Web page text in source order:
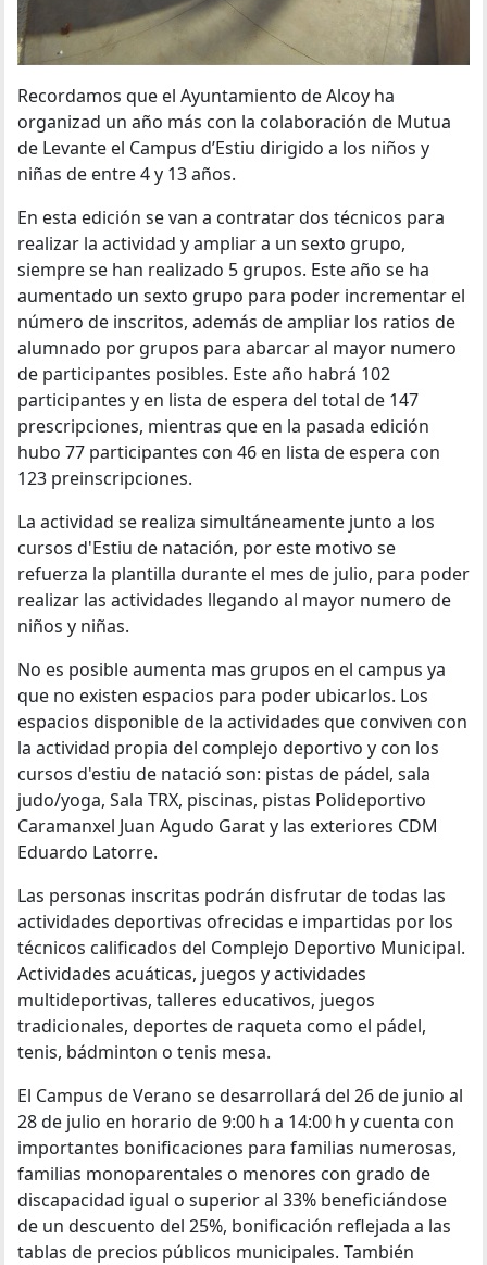
Recordamos que el Ayuntamiento de Alcoy ha
organizad un año más con la colaboración de Mutua
de Levante el Campus d’Estiu dirigido a los niños y
niñas de entre 4 y 13 años.
En esta edición se van a contratar dos técnicos para
realizar la actividad y ampliar a un sexto grupo,
siempre se han realizado 5 grupos. Este año se ha
aumentado un sexto grupo para poder incrementar el
número de inscritos, además de ampliar los ratios de
alumnado por grupos para abarcar al mayor numero
de participantes posibles. Este año habrá 102
participantes y en lista de espera del total de 147
prescripciones, mientras que en la pasada edición
hubo 77 participantes con 46 en lista de espera con
123 preinscripciones.
La actividad se realiza simultáneamente junto a los
cursos d'Estiu de natación, por este motivo se
refuerza la plantilla durante el mes de julio, para poder
realizar las actividades llegando al mayor numero de
niños y niñas.
No es posible aumenta mas grupos en el campus ya
que no existen espacios para poder ubicarlos. Los
espacios disponible de la actividades que conviven con
la actividad propia del complejo deportivo y con los
cursos d'estiu de natació son: pistas de pádel, sala
judo/yoga, Sala TRX, piscinas, pistas Polideportivo
Caramanxel Juan Agudo Garat y las exteriores CDM
Eduardo Latorre.
Las personas inscritas podrán disfrutar de todas las
actividades deportivas ofrecidas e impartidas por los
técnicos calificados del Complejo Deportivo Municipal.
Actividades acuáticas, juegos y actividades
multideportivas, talleres educativos, juegos
tradicionales, deportes de raqueta como el pádel,
tenis, bádminton o tenis mesa.
El Campus de Verano se desarrollará del 26 de junio al
28 de julio en horario de 9:00 h a 14:00 h y cuenta con
importantes bonificaciones para familias numerosas,
familias monoparentales o menores con grado de
discapacidad igual o superior al 33% beneficiándose
de un descuento del 25%, bonificación reflejada a las
tablas de precios públicos municipales. También